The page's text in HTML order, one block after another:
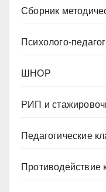
Сборник
Психолого-
ШНОР
РИП и
Педагогические
Противодействие